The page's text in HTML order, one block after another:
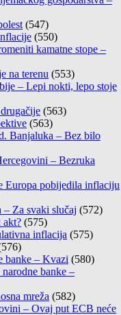
(547)
(550)
kamatne stope –
na terenu (553)
– Lepi nokti, lepo stoje
(563)
(563)
Banjaluka – Bez bilo
– Bezruka
Europa pobijedila inflaciju
– Za svaki slučaj (572)
akt? (575)
inflacija (575)
banke – Kvazi (580)
banke –
mreža (582)
– Ovaj put ECB neće